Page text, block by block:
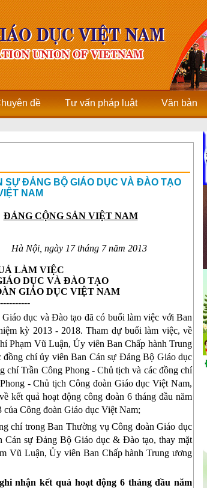
đề Tư vấn pháp luật Văn bản
SỰ ĐẢNG BỘ GIÁO DỤC VÀ ĐÀO TẠO
NAM
ĐẢNG CỘNG SẢN VIỆT NAM
Hà Nội, ngày 17 tháng 7 năm 2013
LÀM VIỆC
DỤC VÀ ĐÀO TẠO
GIÁO DỤC VIỆT NAM
dục và Đào tạo đã có buổi làm việc với Ban
kỳ 2013 - 2018. Tham dự buổi làm việc, về
Phạm Vũ Luận, Ủy viên Ban Chấp hành Trung
chí ủy viên Ban Cán sự Đảng Bộ Giáo dục
Trần Công Phong - Chủ tịch và các đồng chí
- Chủ tịch Công đoàn Giáo dục Việt Nam,
kết quả hoạt động công đoàn 6 tháng đầu năm
của Công đoàn Giáo dục Việt Nam;
chí trong Ban Thường vụ Công đoàn Giáo dục
Cán sự Đảng Bộ Giáo dục & Đào tạo, thay mặt
Vũ Luận, Ủy viên Ban Chấp hành Trung ương
nhận kết quả hoạt động 6 tháng đầu năm